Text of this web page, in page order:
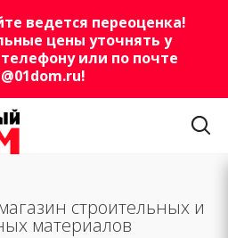
ведется переоценка!
цены уточнять у
или по почте
!
строительных и
материалов